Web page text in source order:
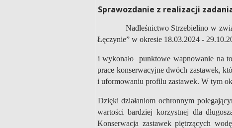
Sprawozdanie z realizacji
Nadleśnictwo Strzebielino w
Łęczynie” w okresie 18.03.2024 -
i wykonało punktowe wapnowanie na
prace konserwacyjne dwóch zastawek,
i uformowaniu profilu zastawek. W tym
Dzięki działaniom ochronnym
wartości bardziej korzystnej dla
Konserwacja zastawek piętrzących